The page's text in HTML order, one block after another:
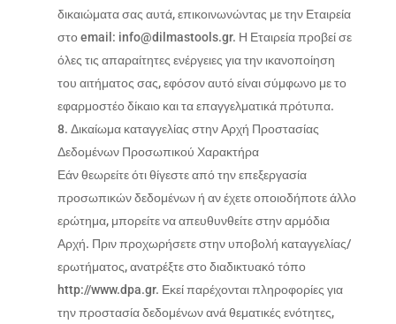
δικαιώματα σας αυτά, επικοινωνώντας με την Εταιρεία
στο email: info@dilmastools.gr. Η Εταιρεία προβεί σε
όλες τις απαραίτητες ενέργειες για την ικανοποίηση
του αιτήματος σας, εφόσον αυτό είναι σύμφωνο με το
εφαρμοστέο δίκαιο και τα επαγγελματικά πρότυπα.
Δικαίωμα καταγγελίας στην Αρχή Προστασίας
Δεδομένων Προσωπικού Χαρακτήρα
Εάν θεωρείτε ότι θίγεστε από την επεξεργασία
προσωπικών δεδομένων ή αν έχετε οποιοδήποτε άλλο
ερώτημα, μπορείτε να απευθυνθείτε στην αρμόδια
Αρχή. Πριν προχωρήσετε στην υποβολή καταγγελίας/
ερωτήματος, ανατρέξτε στο διαδικτυακό τόπο
http://www.dpa.gr. Εκεί παρέχονται πληροφορίες για
την προστασία δεδομένων ανά θεματικές ενότητες,